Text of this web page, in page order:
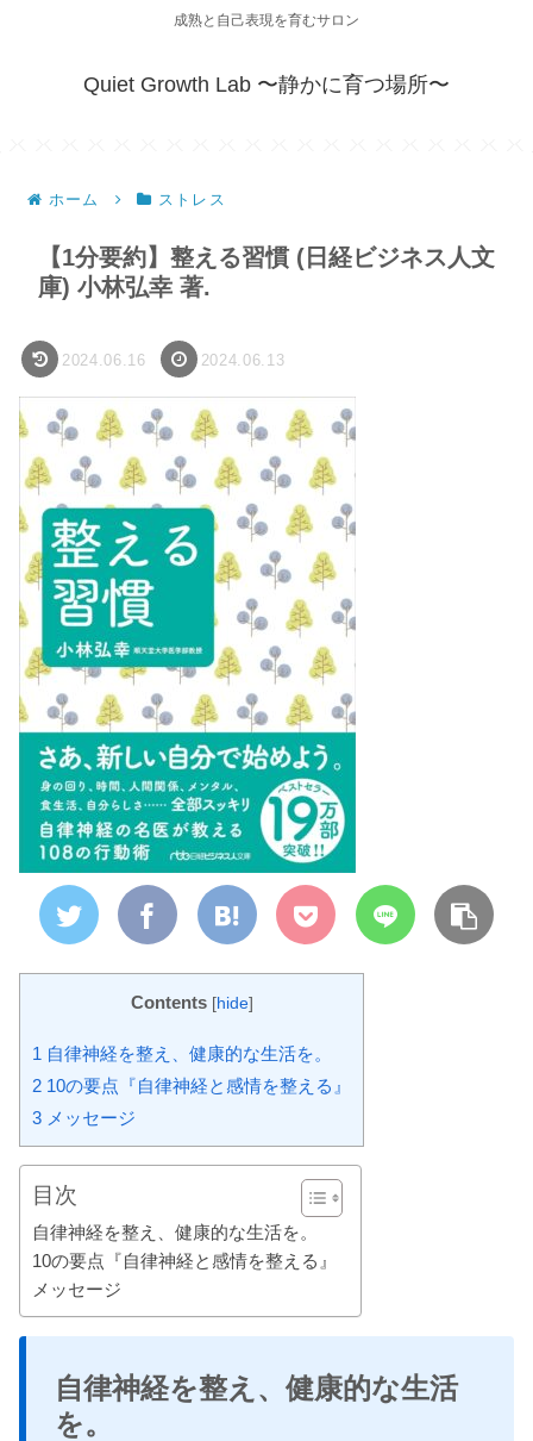
成熟と自己表現を育むサロン
Quiet Growth Lab 〜静かに育つ場所〜
ホーム ストレス
【1分要約】整える習慣 (日経ビジネス人文
庫) 小林弘幸 著.
2024.06.16 2024.06.13
Contents [hide]
1 自律神経を整え、健康的な生活を。
2 10の要点『自律神経と感情を整える』
3 メッセージ
目次
自律神経を整え、健康的な生活を。
10の要点『自律神経と感情を整える』
メッセージ
自律神経を整え、健康的な生活
を。